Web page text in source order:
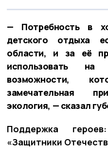
— Потребность в
детского отдыха
области, и за её
использовать
возможности,
замечательная
экология, — сказал
Поддержка
«Защитники